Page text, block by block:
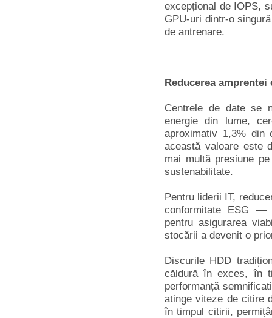
excepțional de IOPS,
GPU-uri dintr-o
de antrenare.
Reducerea
Centrele de date se
energie din lume,
aproximativ 1,3% din
această valoare este
mai multă presiune
sustenabilitate.
Pentru liderii IT,
conformitate ESG —
pentru asigurarea
stocării a devenit o
Discurile HDD
căldură în exces, în
performanță
atinge viteze de citire
în timpul citirii,